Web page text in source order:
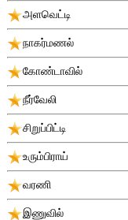
அளவெட்டி
நாகர்மணல்
கோண்டாவில்
நீர்வேலி
சிறுப்பிட்டி
உரும்பிராய்
வரணி
இணுவில்